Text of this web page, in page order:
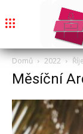
Domů 2022
Měsíční